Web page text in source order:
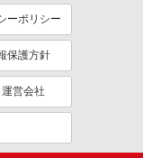
ーポリシー
保護方針
営会社